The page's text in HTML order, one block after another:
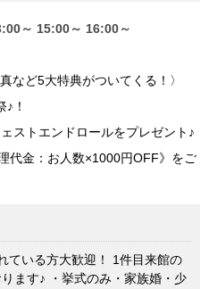
～ 15:00～ 16:00～
など5大特典がついてくる！〉
！
ストエンドロールをプレゼント♪
代金：お人数×1000円OFF》をご
ている方大歓迎！ 1件目来館の
ます♪ ・挙式のみ・家族婚・少